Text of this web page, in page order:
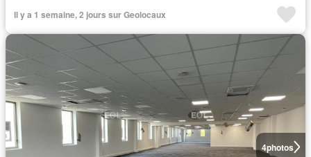
Il y a 1 semaine, 2 jours sur Geolocaux
4photos